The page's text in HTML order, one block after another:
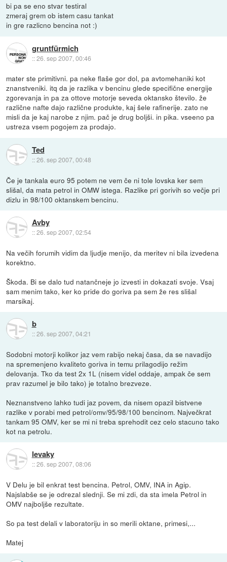
bi pa se eno stvar testiral
zmeraj grem ob istem casu tankat
in gre razlicno bencina not :)
gruntfürmich
::26. sep 2007, 00:46
mater ste primitivni. pa neke flaše gor dol, pa avtomehaniki kot
znanstveniki. itq da je razlika v bencinu glede specifične energije
zgorevanja in pa za ottove motorje seveda oktansko število. že
različne nafte dajo različne produkte, kaj šele rafinerije. zato ne
misli da je kaj narobe z njim. pač je drug boljši. in pika. vseeno pa
ustreza vsem pogojem za prodajo.
Ted
::26. sep 2007, 00:48
Če je tankala euro 95 potem ne vem če ni tole lovska ker sem
slišal, da mata petrol in OMW istega. Razlike pri gorivih so večje pri
dizlu in 98/100 oktanskem bencinu.
Avby
::26. sep 2007, 02:54
Na večih forumih vidim da ljudje menijo, da meritev ni bila izvedena
korektno.
Škoda. Bi se dalo tud natančneje jo izvesti in dokazati svoje. Vsaj
sam menim tako, ker ko pride do goriva pa sem že res slišal
marsikaj.
b
::26. sep 2007, 04:21
Sodobni motorji kolikor jaz vem rabijo nekaj časa, da se navadijo
na spremenjeno kvaliteto goriva in temu prilagodijo režim
delovanja. Tko da test 2x 1L (nisem videl oddaje, ampak če sem
prav razumel je bilo tako) je totalno brezveze.
Neznanstveno lahko tudi jaz povem, da nisem opazil bistvene
razlike v porabi med petrol/omv/95/98/100 bencinom. Največkrat
tankam 95 OMV, ker se mi ni treba sprehodit cez celo stacuno tako
kot na petrolu.
levaky
::26. sep 2007, 08:06
V Delu je bil enkrat test bencina. Petrol, OMV, INA in Agip.
Najslabše se je odrezal slednji. Se mi zdi, da sta imela Petrol in
OMV najboljše rezultate.
So pa test delali v laboratoriju in so merili oktane, primesi,...
Matej